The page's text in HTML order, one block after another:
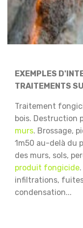
EXEMPLES
TRAITEMENTS
Traitement
bois. Destruction
murs. Brossage,
1m50 au-delà du
des murs, sols,
produit fongicide.
infiltrations,
condensation...